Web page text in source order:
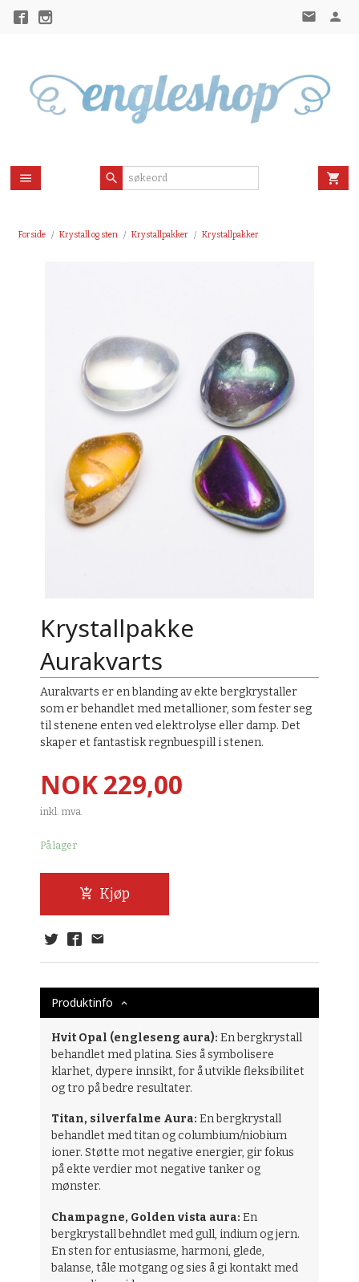
Forside Krystall og sten Krystallpakker Krystallpakker
Krystallpakke
Aurakvarts
Aurakvarts er en blanding av ekte bergkrystaller
som er behandlet med metallioner, som fester seg
til stenene enten ved elektrolyse eller damp. Det
skaper et fantastisk regnbuespill i stenen.
Pris
NOK229,00
inkl. mva.
På lager
Kjøp
Produktinfo
Hvit Opal (engleseng aura): En bergkrystall
behandlet med platina. Sies å symbolisere
klarhet, dypere innsikt, for å utvikle fleksibilitet
og tro på bedre resultater.
Titan, silverfalme Aura: En bergkrystall
behandlet med titan og columbium/niobium
ioner. Støtte mot negative energier, gir fokus
på ekte verdier mot negative tanker og
mønster.
Champagne, Golden vista aura: En
bergkrystall behndlet med gull, indium og jern.
En sten for entusiasme, harmoni, glede,
balanse, tåle motgang og sies å gi kontakt med